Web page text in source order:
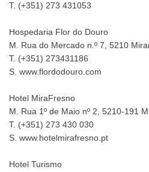
T. (+351) 273 431053
Hospedaria Flor do Douro
M. Rua do Mercado n.º 7, 5210
T. (+351) 273431186
S. www.flordodouro.com
Hotel MiraFresno
M. Rua 1º de Maio nº 2, 5210-191
T. (+351) 273 430 030
S. www.hotelmirafresno.pt
Hotel Turismo